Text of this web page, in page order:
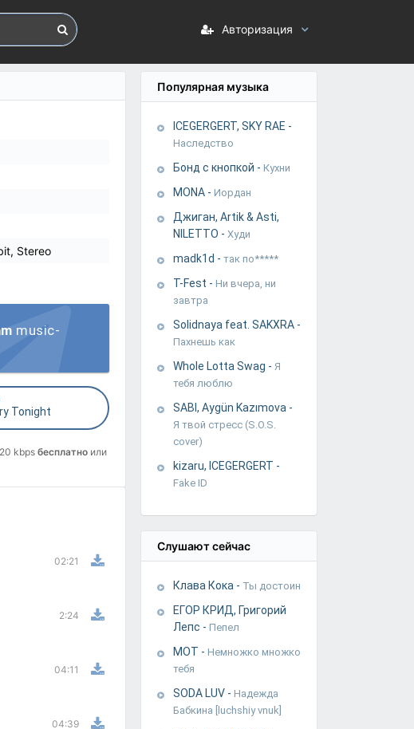
Авторизация
Stereo
music-
Tonight
kbpsбесплатно или
02:21
2:24
04:11
04:39
Популярная музыка
ICEGERGERT, SKY RAE -
Наследство
Бонд с кнопкой - Кухни
MONA - Иордан
Джиган, Artik & Asti,
NILETTO - Худи
madk1d - так по*****
T-Fest - Ни вчера, ни
завтра
Solidnaya feat. SAKXRA -
Пахнешь как
Whole Lotta Swag - Я
тебя люблю
SABI, Aygün Kazımova -
Я твой стресс (S.O.S.
cover)
kizaru, ICEGERGERT -
Fake ID
Слушают сейчас
Клава Кока - Ты достоин
ЕГОР КРИД, Григорий
Лепс - Пепел
МОТ - Немножко множко
тебя
SODA LUV - Надежда
Бабкина [luchshiy vnuk]